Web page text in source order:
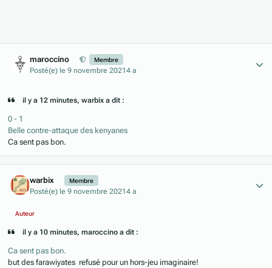
maroccino Membre
Posté(e) le 9 novembre 20214 a
il y a 12 minutes, warbix a dit :
0 - 1
Belle contre-attaque des kenyanes
Ca sent pas bon.
warbix Membre
Posté(e) le 9 novembre 20214 a
Auteur
il y a 10 minutes, maroccino a dit :
Ca sent pas bon.
but des farawiyates refusé pour un hors-jeu imaginaire!